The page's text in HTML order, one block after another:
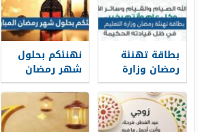
بطاقة تهنئة
رمضان وزارة
التعليم 1447
نهنئكم بحلول
شهر رمضان
المبارك 2026
بالصور